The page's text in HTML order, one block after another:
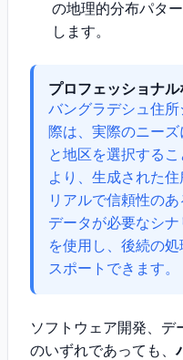
の地理的分布パタ
します。
プロフェッショナ
バングラデシュ住
際は、実際のニー
と地区を選択する
より、生成された
リアルで信頼性の
データが必要なシ
を使用し、後続の
スポートできます。
ソフトウェア開発、
のいずれであっても、